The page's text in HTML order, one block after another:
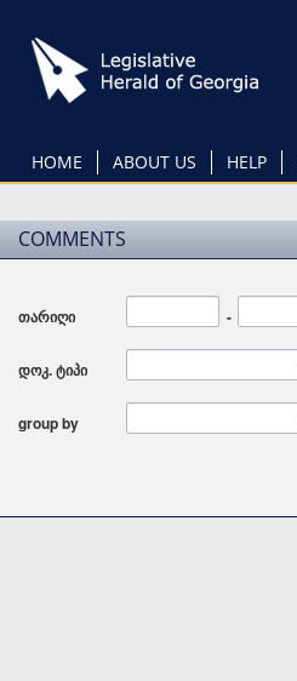
main
content
HOME ABOUT US HELP
COMMENTS
თარიღი -
დოკ. ტიპი
group by